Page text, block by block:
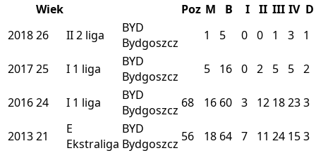
Wiek Poz M B I II III IV D
201826 II2 liga
BYD
Bydgoszcz
1 5 0 0 1 3 1
201725 I 1 liga
BYD
Bydgoszcz
5 16 0 2 5 5 2
201624 I 1 liga
BYD
Bydgoszcz 68 16 60 3 12 18233
201321
E
Ekstraliga
BYD
Bydgoszcz 56 18 64 7 11 24 153